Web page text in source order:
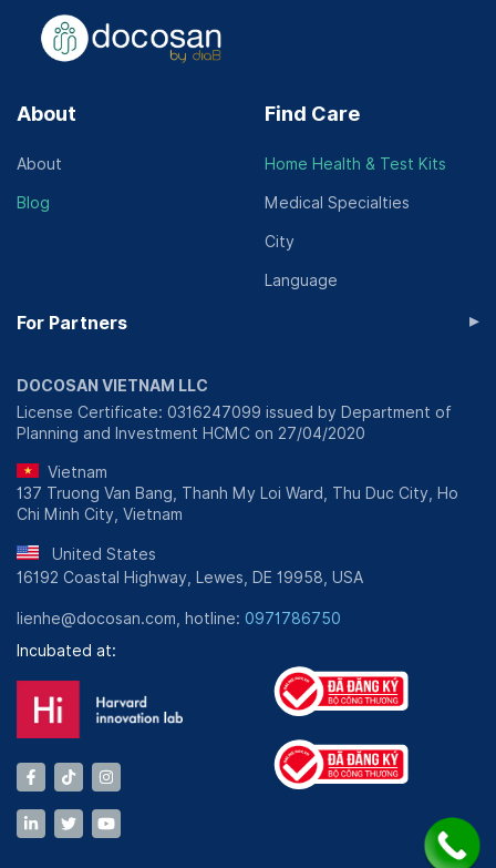
About
About
Blog
Find Care
Home Health & Test Kits
Medical Specialties
City
Language
For Partners ▸
DOCOSAN VIETNAM LLC
License Certificate: 0316247099 issued by Department of
Planning and Investment HCMC on 27/04/2020
Vietnam
137 Truong Van Bang, Thanh My Loi Ward, Thu Duc City, Ho
Chi Minh City, Vietnam
United States
16192 Coastal Highway, Lewes, DE 19958, USA
lienhe@docosan.com, hotline: 0971786750
Incubated at: